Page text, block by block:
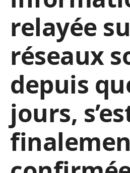
relayée
réseaux
depuis
jours,